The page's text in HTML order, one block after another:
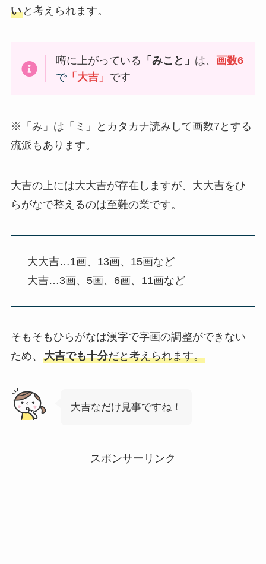
いと考えられます。
噂に上がっている 「みこと」 は、画数6
で「大吉」 です
※「み」は「ミ」とカタカナ読みして画数7とする
流派もあります。
大吉の上には大大吉が存在しますが、大大吉をひ
らがなで整えるのは至難の業です。
大大吉…1画、13画、15画など
大吉…3画、5画、6画、11画など
そもそもひらがなは漢字で字画の調整ができない
ため、 大吉でも十分だと考えられます。
大吉なだけ見事ですね！
スポンサーリンク